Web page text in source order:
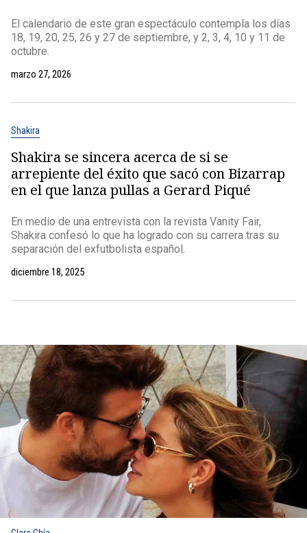
El calendario de este gran espectáculo contempla los días
18, 19, 20, 25, 26 y 27 de septiembre, y 2, 3, 4, 10 y 11 de
octubre.
marzo 27, 2026
Shakira
Shakira se sincera acerca de si se
arrepiente del éxito que sacó con Bizarrap
en el que lanza pullas a Gerard Piqué
En medio de una entrevista con la revista Vanity Fair,
Shakira confesó lo que ha logrado con su carrera tras su
separación del exfutbolista español.
diciembre 18, 2025